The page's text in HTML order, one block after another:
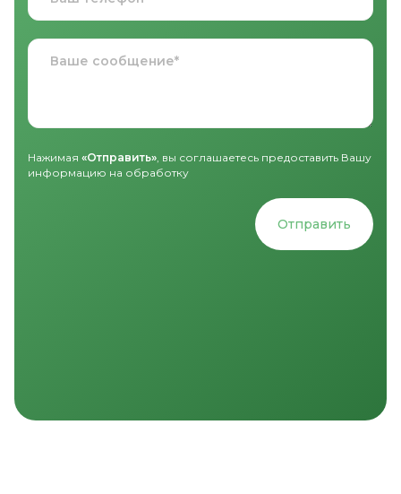
Нажимая «Отправить» , вы соглашаетесь предоставить Вашу
информацию на обработку
Отправить